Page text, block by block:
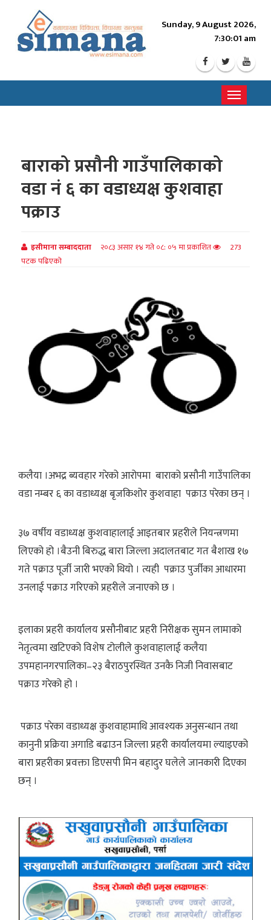
Sunday, 9 August 2026,
7:30:03 am
Toggle
बाराको प्रसौनी गाउँपालिकाको
वडा नं ६ का वडाध्यक्ष कुशवाहा
पक्राउ
इसीमाना सम्बाददाता २०८३ असार १४ गते ०८: ०५ मा प्रकाशित
273
पटक पढिएको
कलैया ।अभद्र ब्यवहार गरेको आरोपमा बाराको प्रसौनी गाउँपालिका
वडा नम्बर ६ का वडाध्यक्ष बृजकिशोर कुशवाहा पक्राउ परेका छन् ।
३७ वर्षीय वडाध्यक्ष कुशवाहालाई आइतबार प्रहरीले नियन्त्रणमा
लिएको हो ।बैउनी बिरुद्ध बारा जिल्ला अदालतबाट गत बैशाख १७
गते पक्राउ पूर्जी जारी भएको थियो । त्यही पक्राउ पुर्जीका आधारमा
उनलाई पक्राउ गरिएको प्रहरीले जनाएको छ ।
इलाका प्रहरी कार्यालय प्रसौनीबाट प्रहरी निरीक्षक सुमन लामाको
नेतृत्वमा खटिएको विशेष टोलीले कुशवाहालाई कलैया
उपमहानगरपालिका–२३ बैराठपुरस्थित उनकै निजी निवासबाट
पक्राउ गरेको हो ।
पक्राउ परेका वडाध्यक्ष कुशवाहामाथि आवश्यक अनुसन्धान तथा
कानुनी प्रक्रिया अगाडि बढाउन जिल्ला प्रहरी कार्यालयमा ल्याइएको
बारा प्रहरीका प्रवक्ता डिएसपी मिन बहादुर घलेले जानकारी दिएका
छन् ।